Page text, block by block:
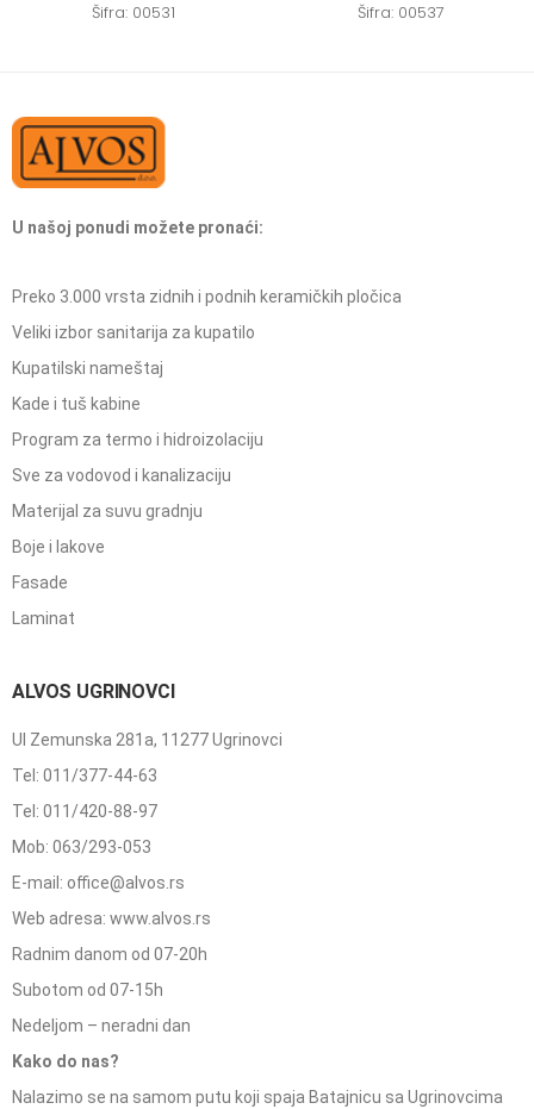
Šifra: 00531 Šifra: 00537
U našoj ponudi možete pronaći:
Preko 3.000 vrsta zidnih i podnih keramičkih pločica
Veliki izbor sanitarija za kupatilo
Kupatilski nameštaj
Kade i tuš kabine
Program za termo i hidroizolaciju
Sve za vodovod i kanalizaciju
Materijal za suvu gradnju
Boje i lakove
Fasade
Laminat
ALVOS UGRINOVCI
Ul Zemunska 281a, 11277 Ugrinovci
Tel: 011/377-44-63
Tel: 011/420-88-97
Mob: 063/293-053
E-mail: office@alvos.rs
Web adresa: www.alvos.rs
Radnim danom od 07-20h
Subotom od 07-15h
Nedeljom – neradni dan
Kako do nas?
Nalazimo se na samom putu koji spaja Batajnicu sa Ugrinovcima